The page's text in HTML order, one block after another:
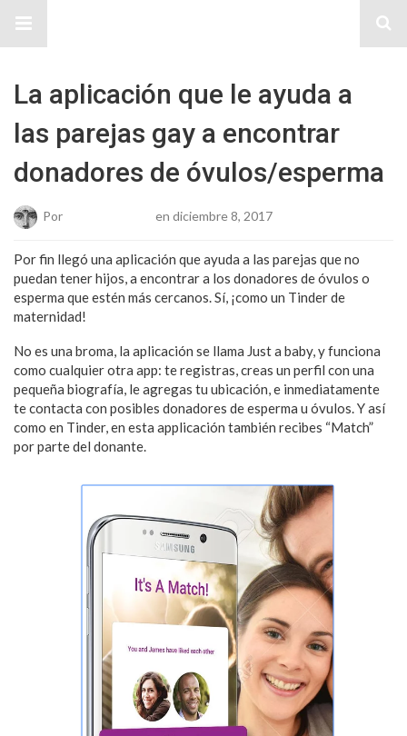
La aplicación que le ayuda a
las parejas gay a encontrar
donadores de óvulos/esperma
Por en diciembre 8, 2017
Por fin llegó una aplicación que ayuda a las parejas que no
puedan tener hijos, a encontrar a los donadores de óvulos o
esperma que estén más cercanos. Sí, ¡como un Tinder de
maternidad!
No es una broma, la aplicación se llama Just a baby, y funciona
como cualquier otra app: te registras, creas un perfil con una
pequeña biografía, le agregas tu ubicación, e inmediatamente
te contacta con posibles donadores de esperma u óvulos. Y así
como en Tinder, en esta applicación también recibes “Match”
por parte del donante.